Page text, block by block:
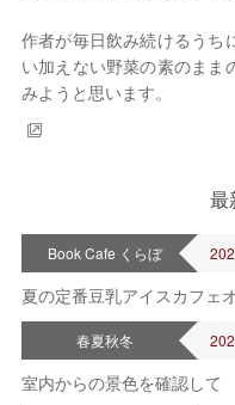
作者が毎日飲み続けるうち
い加えない野菜の素のまま
みようと思います。
最
Book Cafe くらぼ
夏の定番豆乳アイスカフェ
春夏秋冬
室内からの景色を確認して